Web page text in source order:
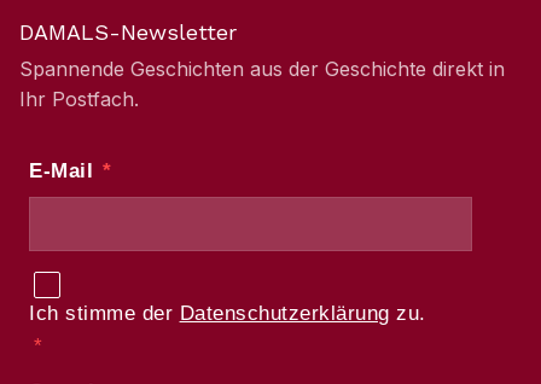
DAMALS-Newsletter
Spannende Geschichten aus der Geschichte direkt in
Ihr Postfach.